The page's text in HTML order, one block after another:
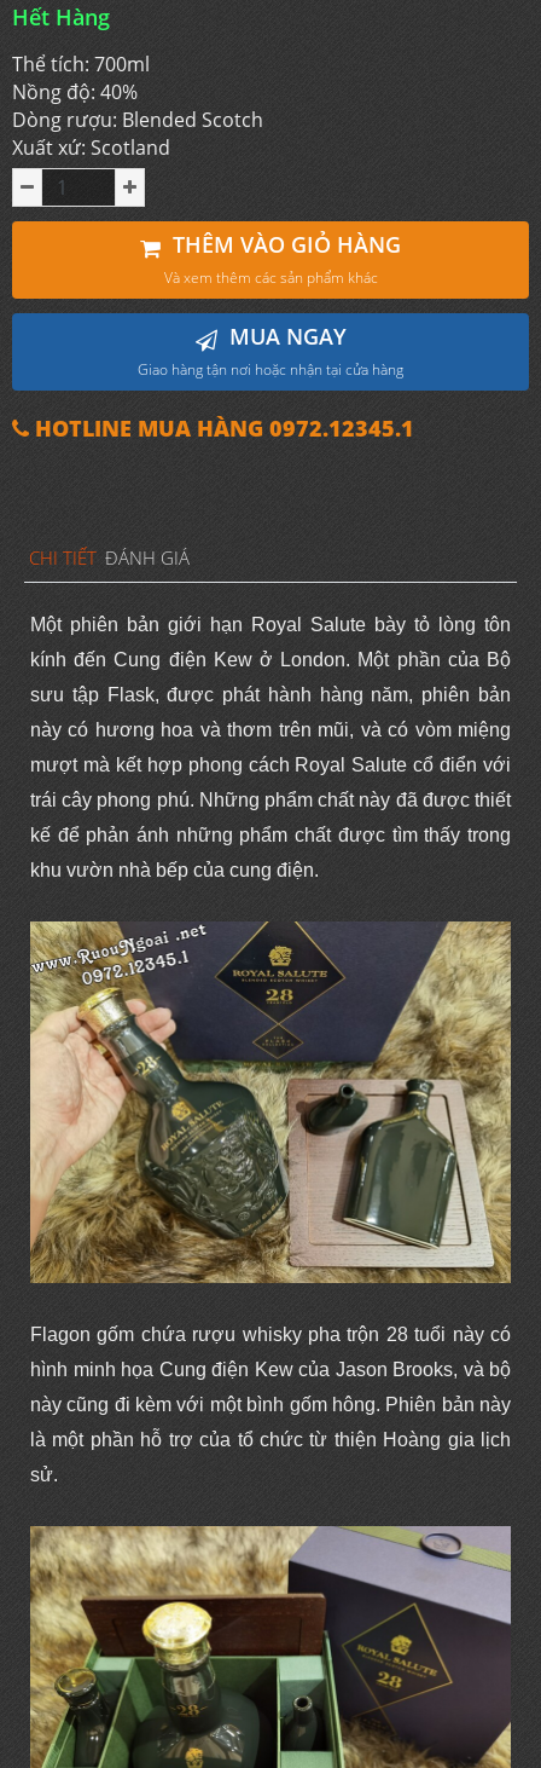
Hết Hàng
Thể tích: 700ml
Nồng độ: 40%
Dòng rượu: Blended Scotch
Xuất xứ: Scotland
THÊM VÀO GIỎ HÀNG
Và xem thêm các sản phẩm khác
MUA NGAY
Giao hàng tận nơi hoặc nhận tại cửa hàng
HOTLINE MUA HÀNG 0972.12345.1
CHI TIẾT ĐÁNH GIÁ
Một phiên bản giới hạn Royal Salute bày tỏ lòng tôn
kính đến Cung điện Kew ở London. Một phần của Bộ
sưu tập Flask, được phát hành hàng năm, phiên bản
này có hương hoa và thơm trên mũi, và có vòm miệng
mượt mà kết hợp phong cách Royal Salute cổ điển với
trái cây phong phú. Những phẩm chất này đã được thiết
kế để phản ánh những phẩm chất được tìm thấy trong
khu vườn nhà bếp của cung điện.
Flagon gốm chứa rượu whisky pha trộn 28 tuổi này có
hình minh họa Cung điện Kew của Jason Brooks, và bộ
này cũng đi kèm với một bình gốm hông. Phiên bản này
là một phần hỗ trợ của tổ chức từ thiện Hoàng gia lịch
sử.